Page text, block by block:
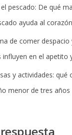
pescado: De qué
ayuda al
de comer despacio
influyen en el apetito
y actividades: qué
menor de tres años